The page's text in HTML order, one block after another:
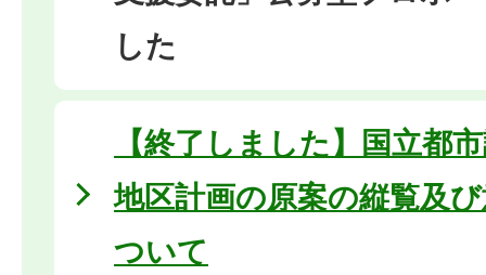
した
【終了しました】国立都
地区計画の原案の縦覧及
ついて